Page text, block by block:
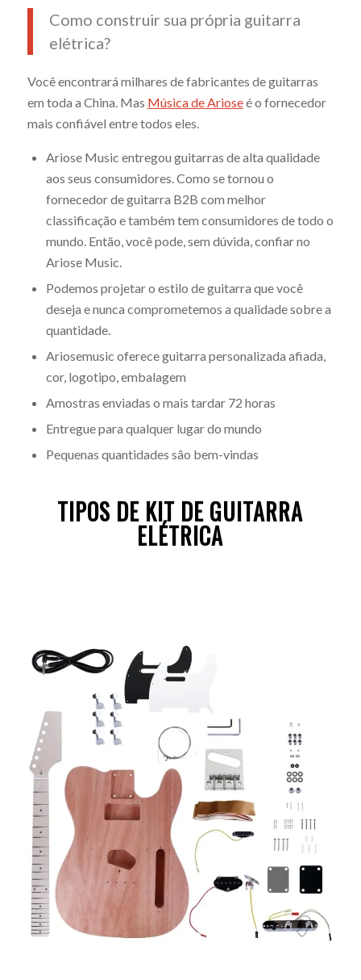
Como construir sua própria guitarra
elétrica?
Você encontrará milhares de fabricantes de guitarras
em toda a China. Mas Música de Arioseé o fornecedor
mais confiável entre todos eles.
Ariose Music entregou guitarras de alta qualidade
aos seus consumidores. Como se tornou o
fornecedor de guitarra B2B com melhor
classificação e também tem consumidores de todo o
mundo. Então, você pode, sem dúvida, confiar no
Ariose Music.
Podemos projetar o estilo de guitarra que você
deseja e nunca comprometemos a qualidade sobre a
quantidade.
Ariosemusic oferece guitarra personalizada afiada,
cor, logotipo, embalagem
Amostras enviadas o mais tardar 72 horas
Entregue para qualquer lugar do mundo
Pequenas quantidades são bem-vindas
TIPOS DE KIT DE GUITARRA
ELÉTRICA